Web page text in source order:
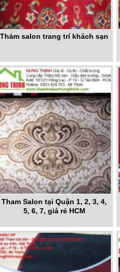
Thảm salon trang trí khách sạn
Tham Salon tại Quận 1, 2, 3, 4,
5, 6, 7, giá rẻ HCM